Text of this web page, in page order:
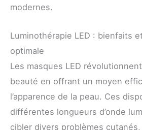
modernes.
Luminothérapie LED : bienfaits
optimale
Les masques LED
beauté en offrant un moyen
l’apparence de la peau. Ces
différentes longueurs d’onde
cibler divers problèmes